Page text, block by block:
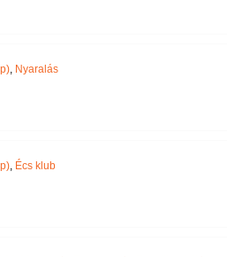
, Nyaralás
, Écs klub